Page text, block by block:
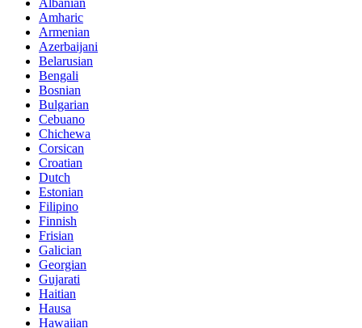
Albanian
Amharic
Armenian
Azerbaijani
Belarusian
Bengali
Bosnian
Bulgarian
Cebuano
Chichewa
Corsican
Croatian
Dutch
Estonian
Filipino
Finnish
Frisian
Galician
Georgian
Gujarati
Haitian
Hausa
Hawaiian